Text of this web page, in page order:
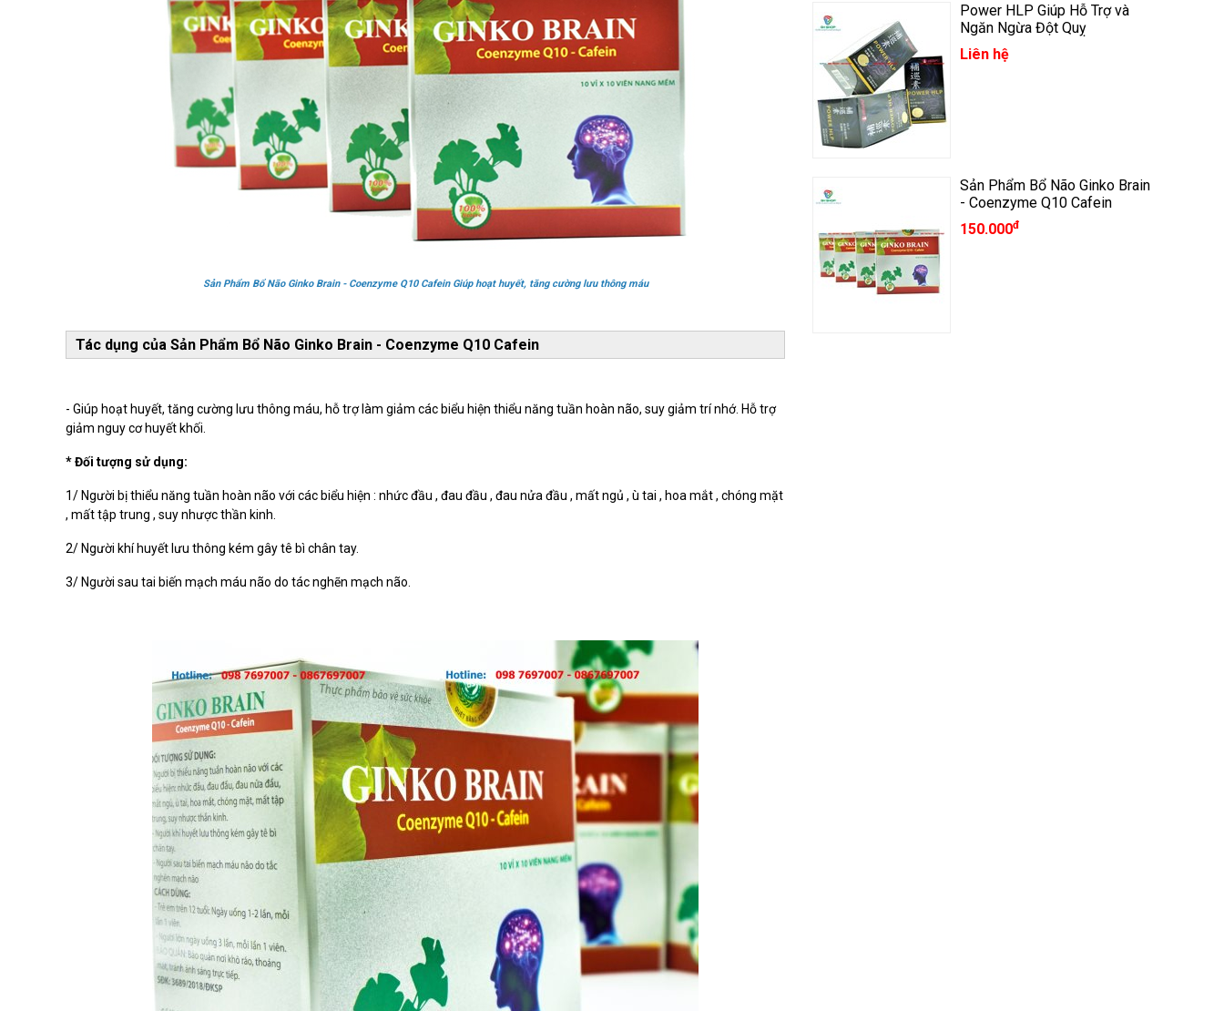
Sản Phẩm Bổ Não Ginko Brain - Coenzyme Q10 Cafein Giúp hoạt huyết, tăng cường lưu thông máu
Tác dụng của Sản Phẩm Bổ Não Ginko Brain - Coenzyme Q10 Cafein
- Giúp hoạt huyết, tăng cường lưu thông máu, hỗ trợ làm giảm các biểu hiện thiểu năng tuần hoàn não, suy giảm trí nhớ. Hỗ trợ
giảm nguy cơ huyết khối.
* Đối tượng sử dụng:
1/ Người bị thiểu năng tuần hoàn não với các biểu hiện : nhức đầu , đau đầu , đau nửa đầu , mất ngủ , ù tai , hoa mắt , chóng mặt
, mất tập trung , suy nhược thần kinh.
2/ Người khí huyết lưu thông kém gây tê bì chân tay.
3/ Người sau tai biến mạch máu não do tác nghẽn mạch não.
Power HLP Giúp Hỗ Trợ và
Ngăn Ngừa Đột Quỵ
Liên hệ
Sản Phẩm Bổ Não Ginko Brain
- Coenzyme Q10 Cafein
150.000đ